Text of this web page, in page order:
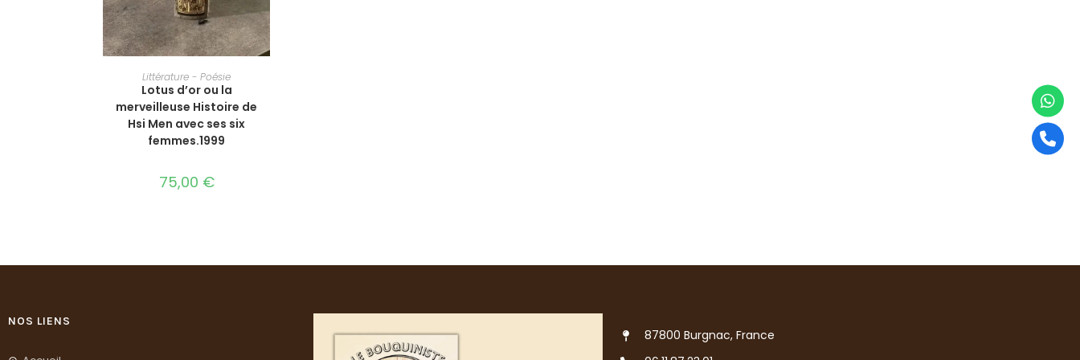
AJOUTER AU PANIER
Littérature - Poésie
Lotus d’or ou la
merveilleuse Histoire de
Hsi Men avec ses six
femmes‎.1999
75,00 €
NOS LIENS
87800 Burgnac, France